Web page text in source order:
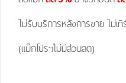
ไม่รับบริการหลังการขาย ไม่เทิ
(แม็กโปรฯไม่มีส่วนลด)